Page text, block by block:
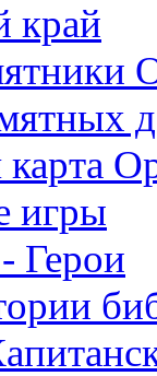
край
игры
Герои